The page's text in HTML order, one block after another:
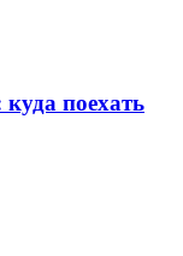
поехать